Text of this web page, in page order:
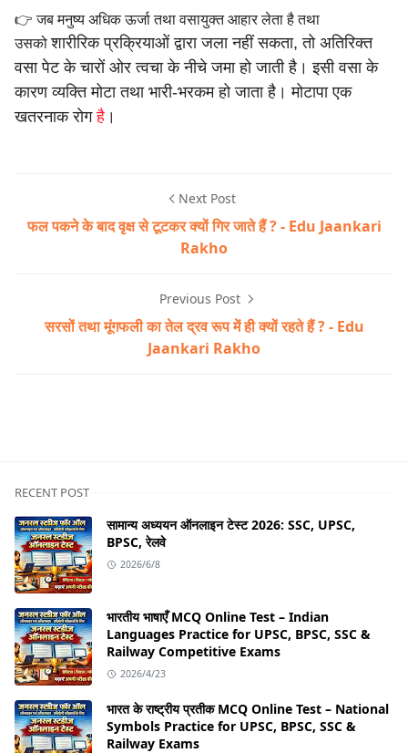
👉 जब मनुष्य अधिक ऊर्जा तथा वसायुक्त आहार लेता है तथा
उसकोशारीरिक प्रक्रियाओं द्वारा जला नहीं सकता, तो अतिरिक्त
वसा पेट के चारों ओर त्वचा के नीचे जमा हो जाती है।इसी वसा के
कारण व्यक्ति मोटा तथा भारी-भरकम हो जाता है। मोटापा एक
खतरनाक रोगहै ।
Next Post
फल पकने के बाद वृक्ष से टूटकर क्यों गिर जाते हैं ? - Edu Jaankari
Rakho
Previous Post
सरसों तथा मूंगफली का तेल द्रव रूप में ही क्यों रहते हैं ? - Edu
Jaankari Rakho
RECENT POST
सामान्य अध्ययन ऑनलाइन टेस्ट 2026: SSC, UPSC,
BPSC, रेलवे
2026/6/8
भारतीय भाषाएँ MCQ Online Test – Indian
Languages Practice for UPSC, BPSC, SSC &
Railway Competitive Exams
2026/4/23
भारत के राष्ट्रीय प्रतीक MCQ Online Test – National
Symbols Practice for UPSC, BPSC, SSC &
Railway Exams